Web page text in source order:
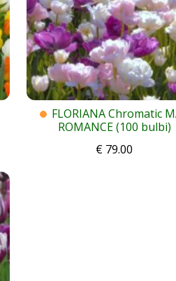
FLORIANA Chromatic
ROMANCE (100 bulbi)
€ 79.00